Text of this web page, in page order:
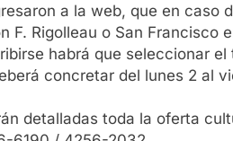
a la web, que en
F. Rigolleau o San Francisco
habrá que seleccionar
concretar del lunes 2 al
detalladas toda la oferta